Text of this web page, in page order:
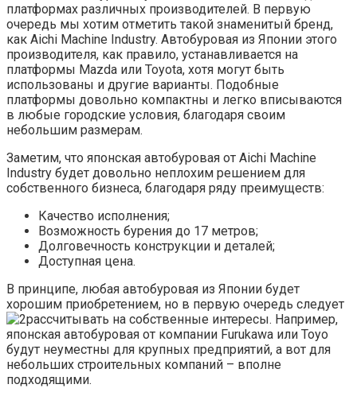
платформах различных производителей. В первую
очередь мы хотим отметить такой знаменитый бренд,
как Aichi Machine Industry. Автобуровая из Японии этого
производителя, как правило, устанавливается на
платформы Mazda или Toyota, хотя могут быть
использованы и другие варианты. Подобные
платформы довольно компактны и легко вписываются
в любые городские условия, благодаря своим
небольшим размерам.
Заметим, что японская автобуровая от Aichi Machine
Industry будет довольно неплохим решением для
собственного бизнеса, благодаря ряду преимуществ:
Качество исполнения;
Возможность бурения до 17 метров;
Долговечность конструкции и деталей;
Доступная цена.
В принципе, любая автобуровая из Японии будет
хорошим приобретением, но в первую очередь следует
рассчитывать на собственные интересы. Например,
японская автобуровая от компании Furukawa или Toyo
будут неуместны для крупных предприятий, а вот для
небольших строительных компаний – вполне
подходящими.